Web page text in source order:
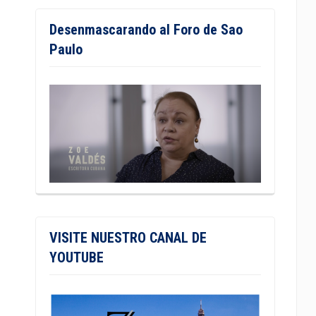
Desenmascarando al Foro de Sao
Paulo
VISITE NUESTRO CANAL DE
YOUTUBE